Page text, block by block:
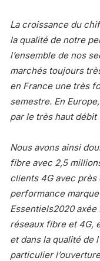
La croissance du
la qualité de notre
l’ensemble de nos
marchés toujours
en France une très
semestre. En
par le très haut
Nous avons ainsi
fibre avec 2,5
clients 4G avec
performance
Essentiels2020
réseaux fibre et 4G,
et dans la qualité de
particulier